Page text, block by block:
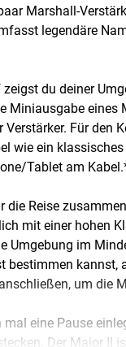
Marshall-
legendäre
du deiner
Miniausgabe
Für den
wie ein
Tablet am
die Reise zusammen
mit einer hohen
Umgebung im
bestimmen
um die
eine Pause
Der Major II